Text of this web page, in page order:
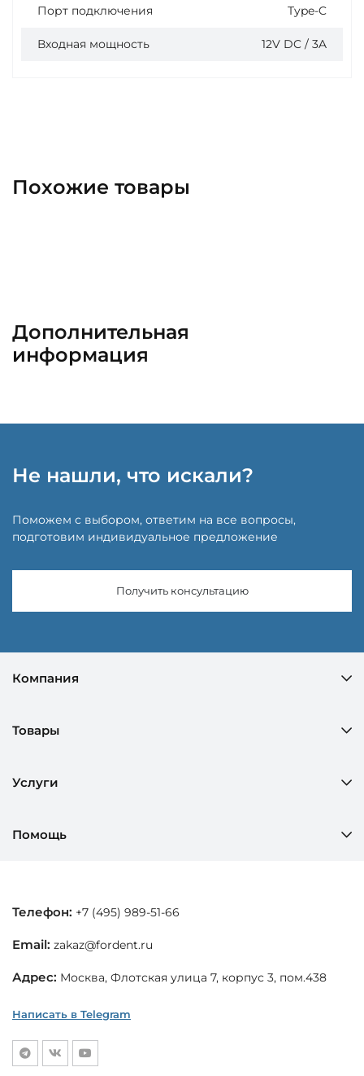
Порт подключения Type-C
Входная мощность 12V DC / 3A
Похожие товары
Дополнительная
информация
Не нашли, что искали?
Поможем с выбором, ответим на все вопросы,
подготовим индивидуальное предложение
Получить консультацию
Компания
Товары
Услуги
Помощь
Телефон: +7 (495) 989-51-66
Email: zakaz@fordent.ru
Адрес: Москва, Флотская улица 7, корпус 3, пом.438
Написать в Telegram